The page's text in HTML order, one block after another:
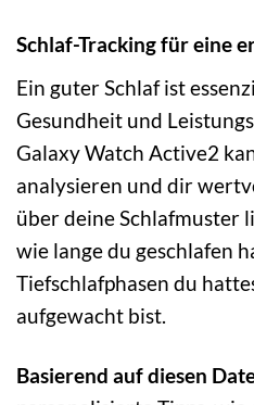
Schlaf-Tracking für eine
Ein guter Schlaf ist
Gesundheit und
Galaxy Watch Active2
analysieren und dir
über deine Schlafmuster
wie lange du geschlafen
Tiefschlafphasen du
aufgewacht bist.
Basierend auf diesen